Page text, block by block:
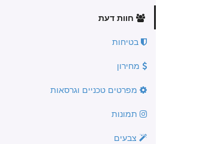
חוות דעת
בטיחות
מחירון
מפרטים טכניים וגרסאות
תמונות
צבעים